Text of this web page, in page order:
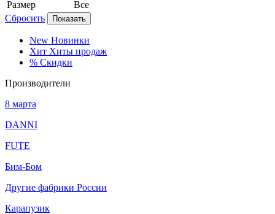
Размер
Все
Сбросить
Показать
New Новинки
Хит Хиты продаж
% Скидки
Производители
8 марта
DANNI
FUTE
Бим-Бом
Другие фабрики России
Карапузик